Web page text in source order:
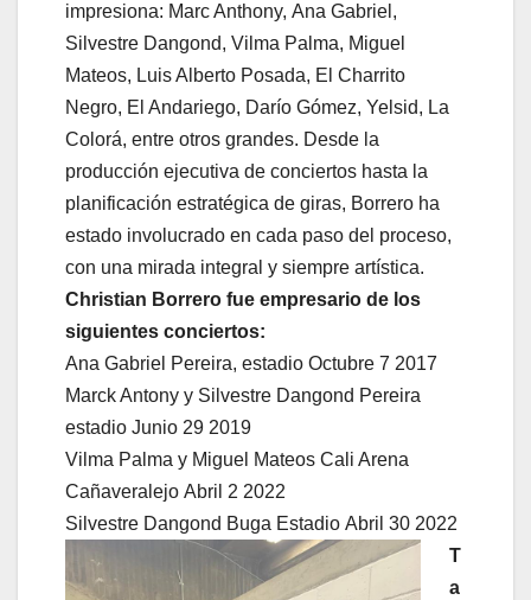
impresiona: Marc Anthony, Ana Gabriel,
Silvestre Dangond, Vilma Palma, Miguel
Mateos, Luis Alberto Posada, El Charrito
Negro, El Andariego, Darío Gómez, Yelsid, La
Colorá, entre otros grandes. Desde la
producción ejecutiva de conciertos hasta la
planificación estratégica de giras, Borrero ha
estado involucrado en cada paso del proceso,
con una mirada integral y siempre artística.
Christian Borrero fue empresario de los
siguientes conciertos:
Ana Gabriel Pereira, estadio Octubre 7 2017
Marck Antony y Silvestre Dangond Pereira
estadio Junio 29 2019
Vilma Palma y Miguel Mateos Cali Arena
Cañaveralejo Abril 2 2022
Silvestre Dangond Buga Estadio Abril 30 2022
T
a